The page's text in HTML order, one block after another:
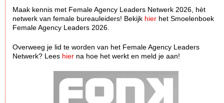
Maak kennis met Female Agency Leaders Netwerk 2026, hèt
netwerk van female bureauleiders! Bekijk hier het Smoelenboek
Female Agency Leaders 2026.
Overweeg je lid te worden van het Female Agency Leaders
Netwerk? Lees hier na hoe het werkt en meld je aan!